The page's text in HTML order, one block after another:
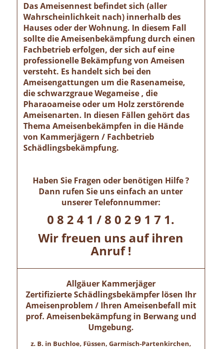
Das Ameisennest befindet sich (aller
Wahrscheinlichkeit nach) innerhalb des
Hauses oder der Wohnung. In diesem Fall
sollte die Ameisenbekämpfung durch einen
Fachbetrieb erfolgen, der sich auf eine
professionelle Bekämpfung von Ameisen
versteht. Es handelt sich bei den
Ameisengattungen um die Rasenameise,
die schwarzgraue Wegameise , die
Pharaoameise oder um Holz zerstörende
Ameisenarten. In diesen Fällen gehört das
Thema Ameisenbekämpfen in die Hände
von Kammerjägern / Fachbetrieb
Schädlingsbekämpfung.
Haben Sie Fragen oder benötigen Hilfe ?
Dann rufen Sie uns einfach an unter
unserer Telefonnummer:
0 8 2 4 1 / 8 0 2 9 1 7 1.
Wir freuen uns auf ihren
Anruf !
Allgäuer Kammerjäger
Zertifizierte Schädlingsbekämpfer lösen Ihr
Ameisenproblem / Ihren Ameisenbefall mit
prof. Ameisenbekämpfung in Berwangund
Umgebung.
z. B. in Buchloe, Füssen, Garmisch-Partenkirchen,